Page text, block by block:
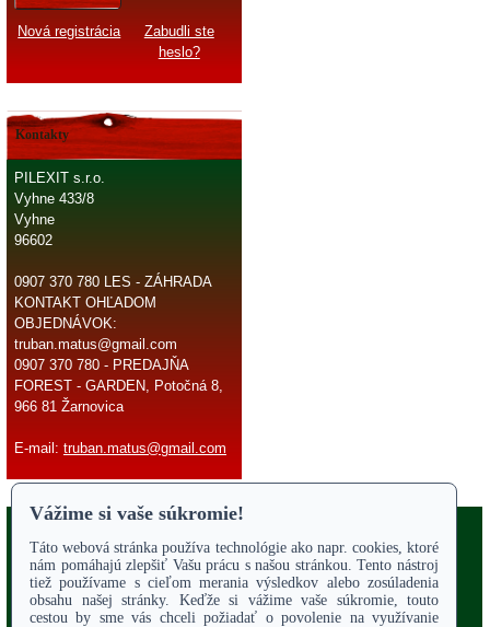
Nová registrácia
Zabudli ste
heslo?
Kontakty
PILEXIT s.r.o.
Vyhne 433/8
Vyhne
96602
0907 370 780 LES - ZÁHRADA
KONTAKT OHĽADOM
OBJEDNÁVOK:
truban.matus@gmail.com
0907 370 780 - PREDAJŇA
FOREST - GARDEN, Potočná 8,
966 81 Žarnovica
E-mail: truban.matus@gmail.com
Copyright 2017 Odstúpiť od zmluvy
ÚVODNÁ STRANA
Online parts katalógy
O NÁS
SERVIS